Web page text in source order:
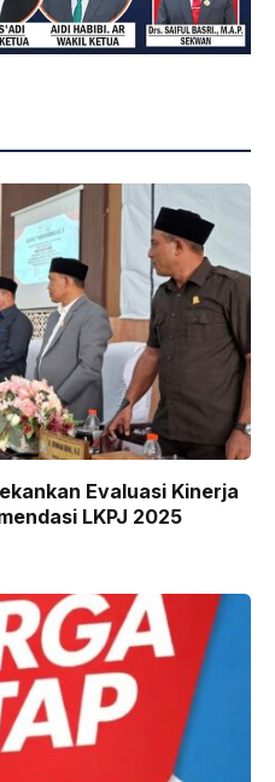
Evaluasi Kinerja
LKPJ 2025